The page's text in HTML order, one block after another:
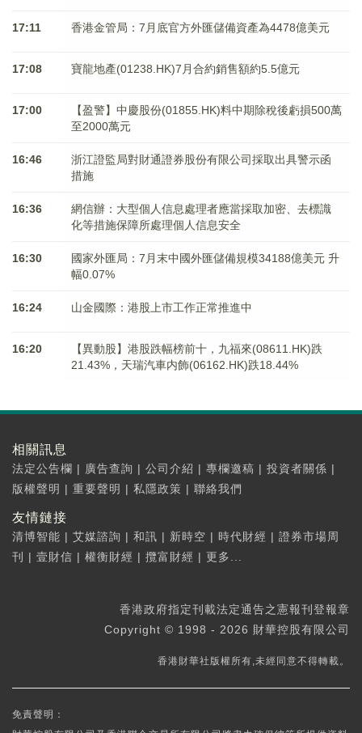
17:11 香港金管局：7月底官方外匯儲備資產為4478億美元
17:08 寶龍地產(01238.HK)7月合約銷售額約5.5億元
17:00
【盈警】中慶股份(01855.HK)料中期除稅後虧損500萬
至2000萬元
16:46
浙江證監局對財通證券股份有限公司採取出具警示函
措施
16:36
網信辦：大型個人信息處理者應當採取加密、去標識
化等措施保障所處理個人信息安全
16:30
國家外匯局：7月末中國外匯儲備規模34188億美元 升
幅0.07%
16:24 山金國際：港股上市工作正常推進中
16:20
【異動股】港股跌幅榜前十，九福來(08611.HK)跌
21.43%，天瑞汽車内飾(06162.HK)跌18.44%
相關訊息
法定公告欄 | 廣告查詢 | 公司介紹 | 專欄邀稿 | 投資者關係 |
版權聲明 | 重要聲明 | 私隱政策 | 聯絡我們
友情鏈接
清博智能 | 艾媒諮詢 | 和訊 | 新時空 | 時代財經 | 證券市場周
刊
| 壹財信 | 權衡財經 | 攬富財經 | 更多...
香港政府指定刊載法定通告之憲報刊登報章
Copyright © 1998 - 2026 財華控股有限公司
香港財華社版權所有,未經同意不得轉載。
免責聲明：